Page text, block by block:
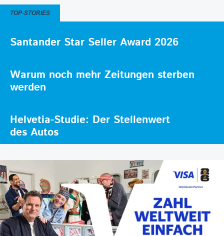
TOP-STORIES
Santander Star Seller Award 2026
Warum noch mehr Zeitungen sterben
werden
Helvetia-Studie: Der Stellenwert
des Autos